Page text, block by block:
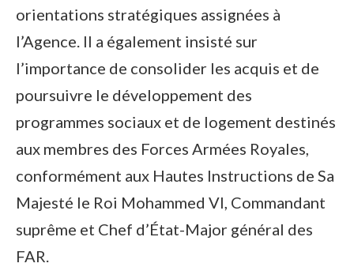
orientations stratégiques assignées à
l’Agence. Il a également insisté sur
l’importance de consolider les acquis et de
poursuivre le développement des
programmes sociaux et de logement destinés
aux membres des Forces Armées Royales,
conformément aux Hautes Instructions de Sa
Majesté le Roi Mohammed VI, Commandant
suprême et Chef d’État-Major général des
FAR.